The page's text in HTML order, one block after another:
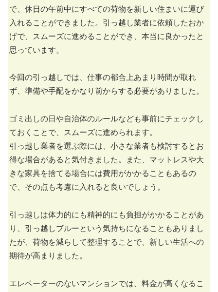
で、休日の午前中にすべての荷物を新しい住まいに運び
入れることができました。引っ越し業者に依頼したおか
げで、スムーズに進めることができ、本当に良かったと
思っています。
今回の引っ越しでは、仕事の都合上あまり時間が取れ
ず、準備や手配をかなり前からする必要がありました。
ゴミ出しの日や自治体のルールなども事前にチェックし
ておくことで、スムーズに進められます。
引っ越し業者を選ぶ際には、小さな業者も検討するとお
得な場合があると気付きました。また、マットレスや大
きな家具を捨てる場合には費用がかかることもあるの
で、その点も考慮に入れると良いでしょう。
引っ越しは体力的にも精神的にも負担がかかることがあ
り、引っ越しブルーという気持ちになることもありまし
たが、荷物を減らして整理することで、新しい生活への
期待が高まりました。
エレベーターのないマンションでは、料金が高くなるこ